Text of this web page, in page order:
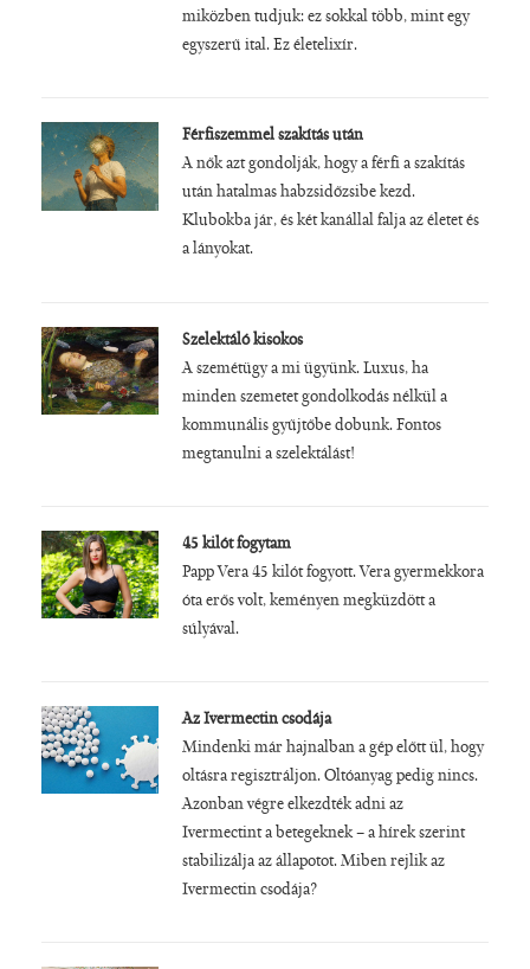
miközben tudjuk: ez sokkal több, mint egy
egyszerű ital. Ez életelixír.
Férfiszemmel szakítás után
A nők azt gondolják, hogy a férfi a szakítás
után hatalmas habzsidőzsibe kezd.
Klubokba jár, és két kanállal falja az életet és
a lányokat.
Szelektáló kisokos
A szemétügy a mi ügyünk. Luxus, ha
minden szemetet gondolkodás nélkül a
kommunális gyűjtőbe dobunk. Fontos
megtanulni a szelektálást!
45 kilót fogytam
Papp Vera 45 kilót fogyott. Vera gyermekkora
óta erős volt, keményen megküzdött a
súlyával.
Az Ivermectin csodája
Mindenki már hajnalban a gép előtt ül, hogy
oltásra regisztráljon. Oltóanyag pedig nincs.
Azonban végre elkezdték adni az
Ivermectint a betegeknek – a hírek szerint
stabilizálja az állapotot. Miben rejlik az
Ivermectin csodája?